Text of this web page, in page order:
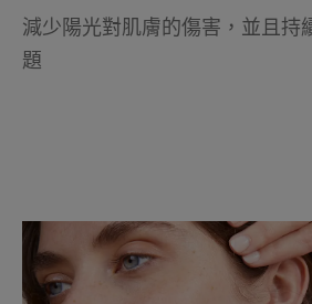
減少陽光對肌膚的傷害，並且持
題